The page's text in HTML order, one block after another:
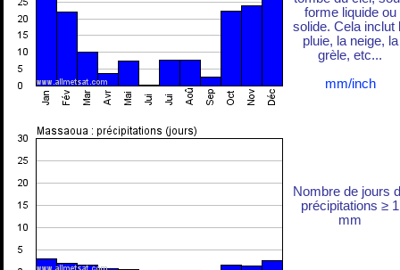
forme liquide ou
solide. Cela inclut
pluie, la neige, la
grèle, etc...
mm/inch
Nombre de jours
précipitations ≥ 1
mm